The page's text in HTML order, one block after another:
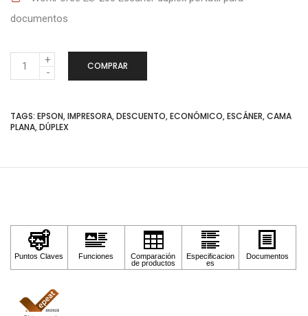
documentos
a
t
d
COMPRAR
TAGS: EPSON, IMPRESORA, DESCUENTO, ECONÓMICO, ESCÁNER, CAMA
PLANA, DÚPLEX